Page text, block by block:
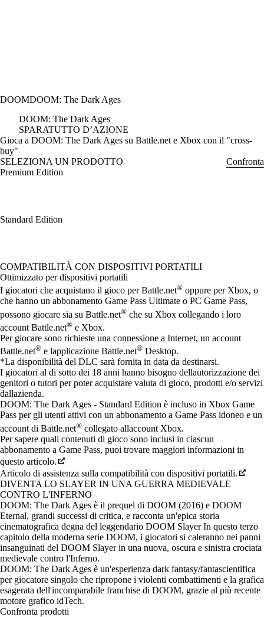
DOOMDOOM: The Dark Ages
DOOM: The Dark Ages
SPARATUTTO D’AZIONE
Product Notification
Gioca a DOOM: The Dark Ages su Battle.net e Xbox con il "cross-
buy"
SELEZIONA UN PRODOTTO
Confronta
Premium Edition
Standard Edition
Available actions
COMPATIBILITÀ CON DISPOSITIVI PORTATILI
Ottimizzato per dispositivi portatili
I giocatori che acquistano il gioco per Battle.net® oppure per Xbox, o
che hanno un abbonamento Game Pass Ultimate o PC Game Pass,
possono giocare sia su Battle.net® che su Xbox collegando i loro
account Battle.net® e Xbox.
Per giocare sono richieste una connessione a Internet, un account
Battle.net® e lapplicazione Battle.net® Desktop.
*La disponibilità del DLC sarà fornita in data da destinarsi.
I giocatori al di sotto dei 18 anni hanno bisogno dellautorizzazione dei
genitori o tutori per poter acquistare valuta di gioco, prodotti e/o servizi
dallazienda.
DOOM: The Dark Ages - Standard Edition è incluso in Xbox Game
Pass per gli utenti attivi con un abbonamento a Game Pass idoneo e un
account di Battle.net® collegato allaccount Xbox.
Per sapere quali contenuti di gioco sono inclusi in ciascun
abbonamento a Game Pass, puoi trovare maggiori informazioni in
questo articolo.
Articolo di assistenza sulla compatibilità con dispositivi portatili.
DIVENTA LO SLAYER IN UNA GUERRA MEDIEVALE
CONTRO L'INFERNO
DOOM: The Dark Ages è il prequel di DOOM (2016) e DOOM
Eternal, grandi successi di critica, e racconta un'epica storia
cinematografica degna del leggendario DOOM Slayer In questo terzo
capitolo della moderna serie DOOM, i giocatori si caleranno nei panni
insanguinati del DOOM Slayer in una nuova, oscura e sinistra crociata
medievale contro l'Inferno.
DOOM: The Dark Ages è un'esperienza dark fantasy/fantascientifica
per giocatore singolo che ripropone i violenti combattimenti e la grafica
esagerata dell'incomparabile franchise di DOOM, grazie al più recente
motore grafico idTech.
Confronta prodotti